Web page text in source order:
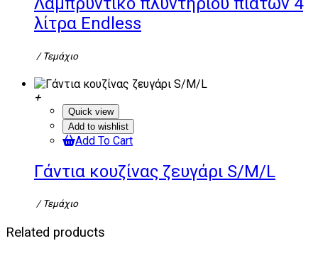
λίτρα Endless
/ Τεμάχιο
Quick view
Add to wishlist
Add To Cart
Γάντια κουζίνας ζευγάρι S/M/L
/ Τεμάχιο
Related products